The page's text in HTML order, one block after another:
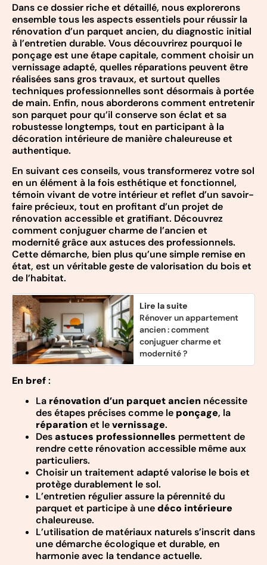
Dans ce dossier riche et détaillé, nous explorerons
ensemble tous les aspects essentiels pour réussir la
rénovation d’un parquet ancien, du diagnostic initial
à l’entretien durable. Vous découvrirez pourquoi le
ponçage est une étape capitale, comment choisir un
vernissage adapté, quelles réparations peuvent être
réalisées sans gros travaux, et surtout quelles
techniques professionnelles sont désormais à portée
de main. Enfin, nous aborderons comment entretenir
son parquet pour qu’il conserve son éclat et sa
robustesse longtemps, tout en participant à la
décoration intérieure de manière chaleureuse et
authentique.
En suivant ces conseils, vous transformerez votre sol
en un élément à la fois esthétique et fonctionnel,
témoin vivant de votre intérieur et reflet d’un savoir-
faire précieux, tout en profitant d’un projet de
rénovation accessible et gratifiant. Découvrez
comment conjuguer charme de l’ancien et
modernité grâce aux astuces des professionnels.
Cette démarche, bien plus qu’une simple remise en
état, est un véritable geste de valorisation du bois et
de l’habitat.
Lire la suite
Rénover un appartement
ancien : comment
conjuguer charme et
modernité ?
En bref:
La rénovation d’un parquet ancien nécessite
des étapes précises comme le ponçage, la
réparationet levernissage.
Desastuces professionnelles permettent de
rendre cette rénovation accessible même aux
particuliers.
Choisir un traitement adapté valorise le bois et
protège durablement le sol.
L’entretien régulier assure la pérennité du
parquet et participe à unedéco intérieure
chaleureuse.
L’utilisation de matériaux naturels s’inscrit dans
une démarche écologique et durable, en
harmonie avec la tendance actuelle.